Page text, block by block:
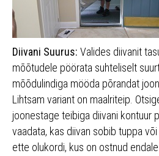
Diivani Suurus: Valides diivanit
mõõtudele pöörata suhteliselt
mõõdulindiga mööda põrandat
Lihtsam variant on maalriteip.
joonestage teibiga diivani kontuur
vaadata, kas diivan sobib tuppa
ette olukordi, kus on ostnud